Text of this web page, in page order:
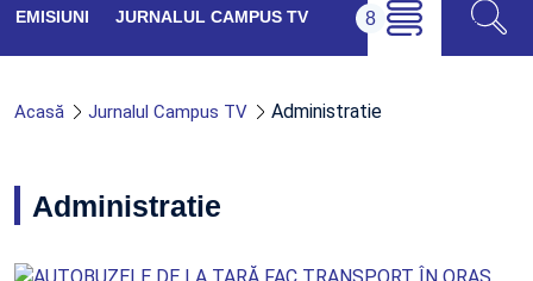
EMISIUNI JURNALUL CAMPUS TV
Acasă Jurnalul Campus TV Administratie
Administratie